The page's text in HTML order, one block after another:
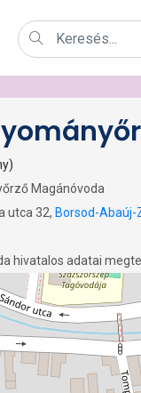
Magánóvoda
utca 32, Borsod-
hivatalos adatai